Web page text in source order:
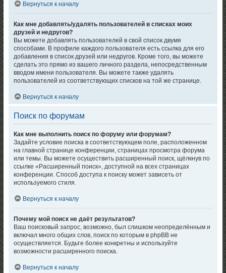
Вернуться к началу
Как мне добавлять/удалять пользователей в списках моих
друзей и недругов?
Вы можете добавлять пользователей в свой список двумя
способами. В профиле каждого пользователя есть ссылка для его
добавления в список друзей или недругов. Кроме того, вы можете
сделать это прямо из вашего личного раздела, непосредственным
вводом имени пользователя. Вы можете также удалять
пользователей из соответствующих списков на той же странице.
Вернуться к началу
Поиск по форумам
Как мне выполнить поиск по форуму или форумам?
Задайте условие поиска в соответствующем поле, расположенном
на главной странице конференции, страницах просмотра форума
или темы. Вы можете осуществить расширенный поиск, щёлкнув по
ссылке «Расширенный поиск», доступной на всех страницах
конференции. Способ доступа к поиску может зависеть от
используемого стиля.
Вернуться к началу
Почему мой поиск не даёт результатов?
Ваш поисковый запрос, возможно, был слишком неопределённым и
включал много общих слов, поиск по которым в phpBB не
осуществляется. Будьте более конкретны и используйте
возможности расширенного поиска.
Вернуться к началу